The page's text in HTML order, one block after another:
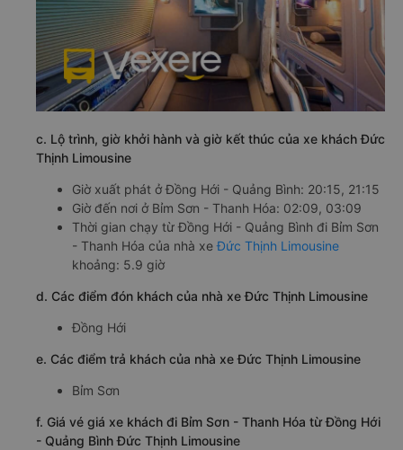
c. Lộ trình, giờ khởi hành và giờ kết thúc của xe khách Đức
Thịnh Limousine
Giờ xuất phát ở Đồng Hới - Quảng Bình: 20:15, 21:15
Giờ đến nơi ở Bỉm Sơn - Thanh Hóa: 02:09, 03:09
Thời gian chạy từ Đồng Hới - Quảng Bình đi Bỉm Sơn
- Thanh Hóa của nhà xeĐức Thịnh Limousine
khoảng: 5.9 giờ
d. Các điểm đón khách của nhà xe Đức Thịnh Limousine
Đồng Hới
e. Các điểm trả khách của nhà xe Đức Thịnh Limousine
Bỉm Sơn
f. Giá vé giá xe khách đi Bỉm Sơn - Thanh Hóa từ Đồng Hới
- Quảng Bình Đức Thịnh Limousine